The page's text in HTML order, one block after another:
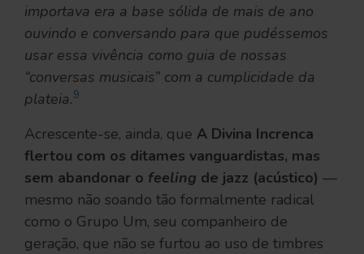
importava era a base sólida de mais de ano
ouvindo e conversando para que pudéssemos
usar essa vivência como guia de nossas
“conversas musicais” com a cumplicidade da
plateia.9
Acrescente-se, ainda, que A Divina Increnca
flertou com os ditames vanguardistas, mas
sem abandonar o feeling de jazz (acústico) —
mesmo não soando tão formalmente radical
como o Grupo Um, seu companheiro de
geração, que não se furtou ao uso de timbres